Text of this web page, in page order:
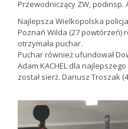
Przewodniczący ZW, podinsp.
Najlepsza Wielkopolska
Poznań Wilda (27 powtórzeń)
otrzymała puchar.
Puchar również ufundował
Adam KACHEL dla
został sierż. Dariusz Troszak